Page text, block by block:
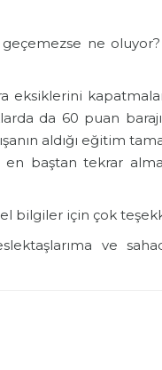
geçemezse ne
eksiklerini
da 60 puan
aldığı eğitim
en baştan tekrar
bilgiler için çok
ve